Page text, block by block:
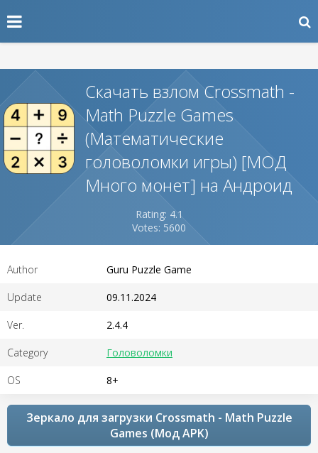
Скачать взлом Crossmath -
Math Puzzle Games
(Математические
головоломки игры) [МОД
Много монет] на Андроид
Rating: 4.1
Votes: 5600
Author Guru Puzzle Game
Update 09.11.2024
Ver. 2.4.4
Category Головоломки
OS 8+
Зеркало для загрузки Crossmath - Math Puzzle
Games (Мод APK)